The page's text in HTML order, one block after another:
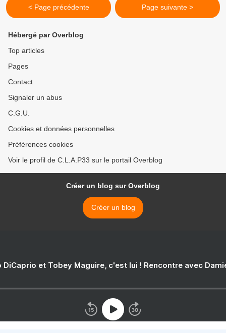
< Page précédente Page suivante >
Hébergé par Overblog
Top articles
Pages
Contact
Signaler un abus
C.G.U.
Cookies et données personnelles
Préférences cookies
Voir le profil de C.L.A.P33 sur le portail Overblog
Créer un blog sur Overblog
Créer un blog
DiCaprio et Tobey Maguire, c'est lui ! Rencontre avec